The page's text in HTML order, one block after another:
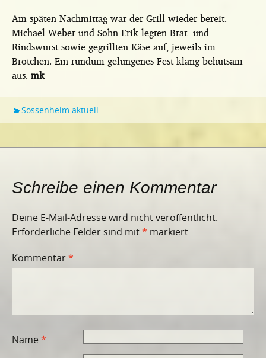
Am späten Nachmittag war der Grill wieder bereit.
Michael Weber und Sohn Erik legten Brat- und
Rindswurst sowie gegrillten Käse auf, jeweils im
Brötchen. Ein rundum gelungenes Fest klang behutsam
aus. mk
Sossenheim aktuell
Schreibe einen Kommentar
Deine E-Mail-Adresse wird nicht veröffentlicht.
Erforderliche Felder sind mit* markiert
Kommentar*
Name*